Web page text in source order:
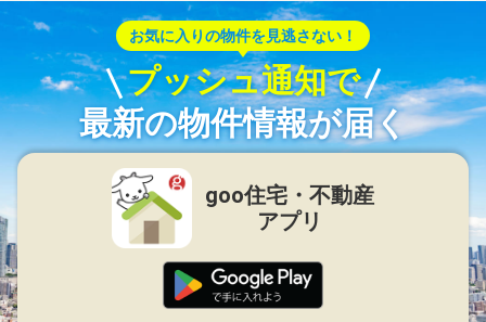
お気に入りの物件を見逃さない！
プッシュ通知で
最新の物件情報が届く
goo住宅・不動産
アプリ